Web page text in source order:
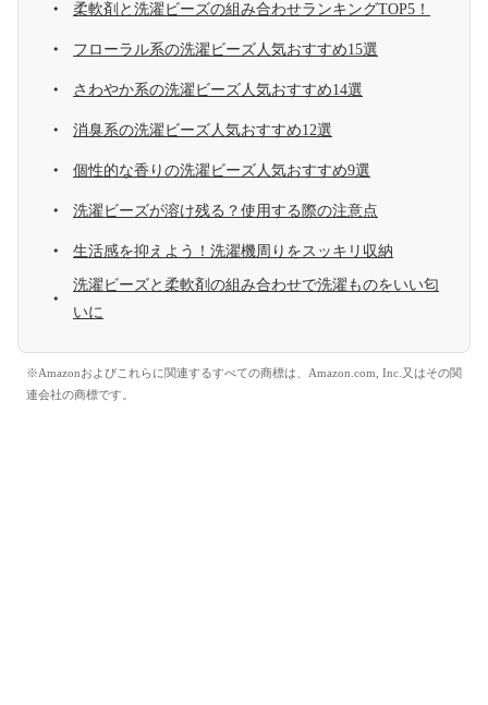
柔軟剤と洗濯ビーズの組み合わせランキングTOP5！
フローラル系の洗濯ビーズ人気おすすめ15選
さわやか系の洗濯ビーズ人気おすすめ14選
消臭系の洗濯ビーズ人気おすすめ12選
個性的な香りの洗濯ビーズ人気おすすめ9選
洗濯ビーズが溶け残る？使用する際の注意点
生活感を抑えよう！洗濯機周りをスッキリ収納
洗濯ビーズと柔軟剤の組み合わせで洗濯ものをいい匂
いに
※Amazonおよびこれらに関連するすべての商標は、Amazon.com, Inc.又はその関
連会社の商標です。